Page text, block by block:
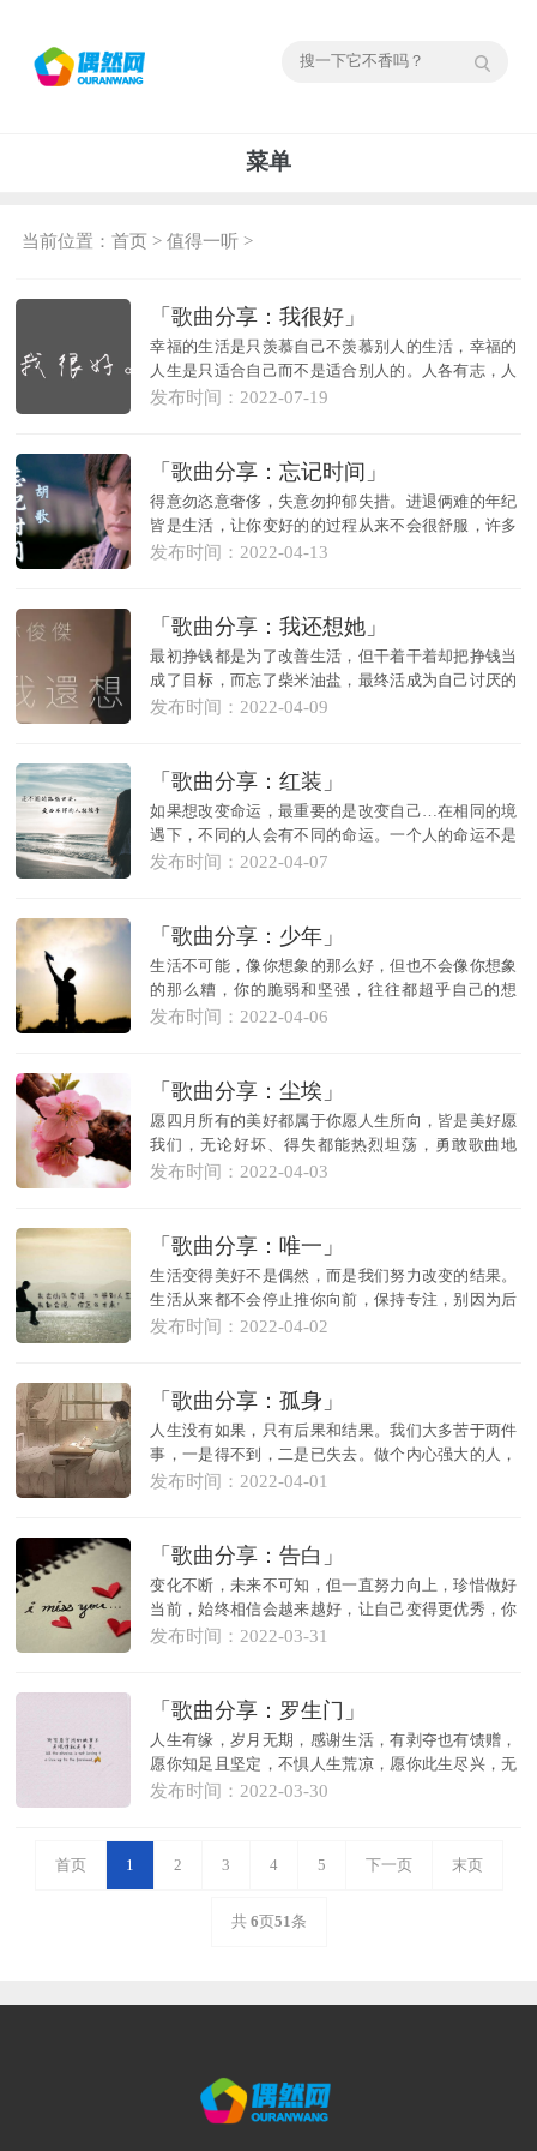
菜单
当前位置：首页 >值得一听 >
「歌曲分享：我很好」
幸福的生活是只羡慕自己不羡慕别人的生活，幸福的
人生是只适合自己而不是适合别人的。人各有志，人
各有爱，...
发布时间：2022-07-19
「歌曲分享：忘记时间」
得意勿恣意奢侈，失意勿抑郁失措。进退俩难的年纪
皆是生活，让你变好的的过程从来不会很舒服，许多
事，不是...
发布时间：2022-04-13
​「歌曲分享：我还想她」
最初挣钱都是为了改善生活，但干着干着却把挣钱当
成了目标，而忘了柴米油盐，最终活成为自己讨厌的
模样。歌...
发布时间：2022-04-09
「歌曲分享：红装」
如果想改变命运，最重要的是改变自己…在相同的境
遇下，不同的人会有不同的命运。一个人的命运不是
由上天决...
发布时间：2022-04-07
「歌曲分享：少年」
生活不可能，像你想象的那么好，但也不会像你想象
的那么糟，你的脆弱和坚强，往往都超乎自己的想
象，悦纳自...
发布时间：2022-04-06
「歌曲分享：尘埃」
愿四月所有的美好都属于你愿人生所向，皆是美好愿
我们，无论好坏、得失都能热烈坦荡，勇敢歌曲地
址：https:...
发布时间：2022-04-03
「歌曲分享：唯一」
生活变得美好不是偶然，而是我们努力改变的结果。
生活从来都不会停止推你向前，保持专注，别因为后
悔而放慢...
发布时间：2022-04-02
「歌曲分享：孤身」
人生没有如果，只有后果和结果。我们大多苦于两件
事，一是得不到，二是已失去。做个内心强大的人，
过去，一...
发布时间：2022-04-01
「歌曲分享：告白」
变化不断，未来不可知，但一直努力向上，珍惜做好
当前，始终相信会越来越好，让自己变得更优秀，你
想要的自...
发布时间：2022-03-31
「歌曲分享：罗生门」
人生有缘，岁月无期，感谢生活，有剥夺也有馈赠，
愿你知足且坚定，不惧人生荒凉，愿你此生尽兴，无
需假装。...
发布时间：2022-03-30
首页 1 2 3 4 5 下一页 末页
共 6 页51条